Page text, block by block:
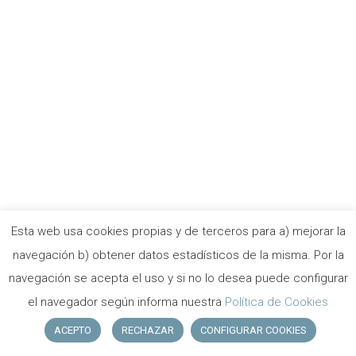
©Copyright Collvert camping 2018
|Política cookies |Política de privacidad | Aviso Legal
facebook
Esta web usa cookies propias y de terceros para a) mejorar la
navegación b) obtener datos estadísticos de la misma. Por la
navegación se acepta el uso y si no lo desea puede configurar
el navegador según informa nuestra Política de Cookies
ACEPTO RECHAZAR CONFIGURAR COOKIES